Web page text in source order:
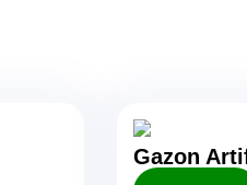
Gazon